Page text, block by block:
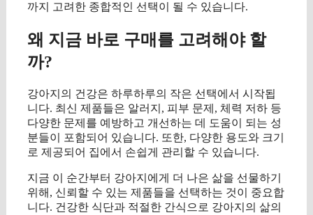
까지 고려한 종합적인 선택이 될 수 있습니다.
왜 지금 바로 구매를 고려해야 할
까?
강아지의 건강은 하루하루의 작은 선택에서 시작됩
니다. 최신 제품들은 알러지, 피부 문제, 체력 저하 등
다양한 문제를 예방하고 개선하는 데 도움이 되는 성
분들이 포함되어 있습니다. 또한, 다양한 용도와 크기
로 제공되어 집에서 손쉽게 관리할 수 있습니다.
지금 이 순간부터 강아지에게 더 나은 삶을 선물하기
위해, 신뢰할 수 있는 제품들을 선택하는 것이 중요합
니다. 건강한 식단과 적절한 간식으로 강아지의 삶의